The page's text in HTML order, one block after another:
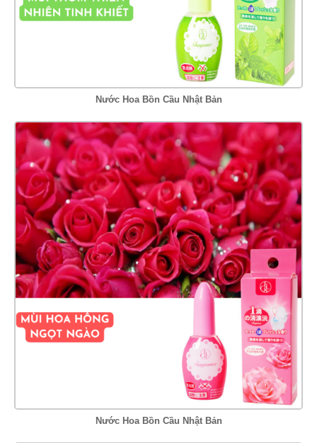
Nước Hoa Bồn Cầu Nhật Bản
Nước Hoa Bồn Cầu Nhật Bản